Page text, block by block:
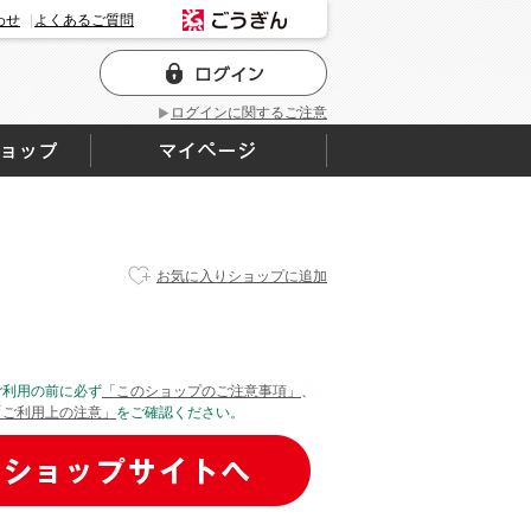
ログインに関するご注意
せ よくあるご質問
お気に入りショップに追加
利用の前に必ず 「このショップのご注意事項」 、
ご利用上の注意」 をご確認ください。